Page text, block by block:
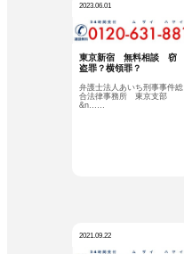
2023.06.01
東京新宿 無料相談 窃
盗罪？横領罪？
弁護士法人あいち刑事事件総
合法律事務所 東京支部
&n……
2021.09.22